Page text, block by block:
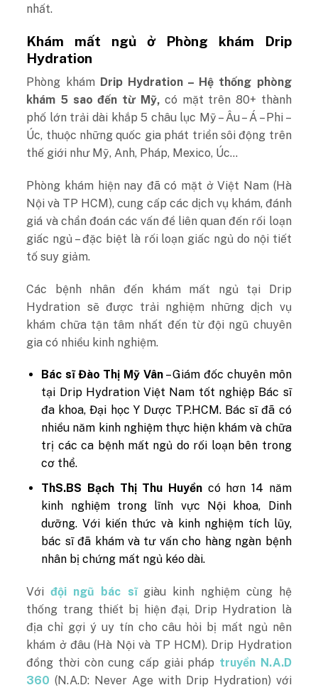
nhất.
Khám mất ngủ ở Phòng khám Drip
Hydration
Phòng khám Drip Hydration – Hệ thống phòng
khám 5 sao đến từ Mỹ,có mặt trên 80+ thành
phố lớn trải dài khắp 5 châu lục Mỹ – Âu – Á – Phi –
Úc, thuộc những quốc gia phát triển sôi động trên
thế giới như Mỹ, Anh, Pháp, Mexico, Úc…
Phòng khám hiện nay đã có mặt ở Việt Nam (Hà
Nội và TP HCM), cung cấp các dịch vụ khám, đánh
giá và chẩn đoán các vấn đề liên quan đến rối loạn
giấc ngủ – đặc biệt là rối loạn giấc ngủ do nội tiết
tố suy giảm.
Các bệnh nhân đến khám mất ngủ tại Drip
Hydration sẽ được trải nghiệm những dịch vụ
khám chữa tận tâm nhất đến từ đội ngũ chuyên
gia có nhiều kinh nghiệm.
Bác sĩ Đào Thị Mỹ Vân– Giám đốc chuyên môn
tại Drip Hydration Việt Nam tốt nghiệp Bác sĩ
đa khoa, Đại học Y Dược TP.HCM. Bác sĩ đã có
nhiều năm kinh nghiệm thực hiện khám và chữa
trị các ca bệnh mất ngủ do rối loạn bên trong
cơ thể.
ThS.BS Bạch Thị Thu Huyềncó hơn 14 năm
kinh nghiệm trong lĩnh vực Nội khoa, Dinh
dưỡng. Với kiến thức và kinh nghiệm tích lũy,
bác sĩ đã khám và tư vấn cho hàng ngàn bệnh
nhân bị chứng mất ngủ kéo dài.
Với đội ngũ bác sĩgiàu kinh nghiệm cùng hệ
thống trang thiết bị hiện đại, Drip Hydration là
địa chỉ gợi ý uy tín cho câu hỏi bị mất ngủ nên
khám ở đâu (Hà Nội và TP HCM). Drip Hydration
đồng thời còn cung cấp giải pháp truyền N.A.D
360 (N.A.D: Never Age with Drip Hydration) với